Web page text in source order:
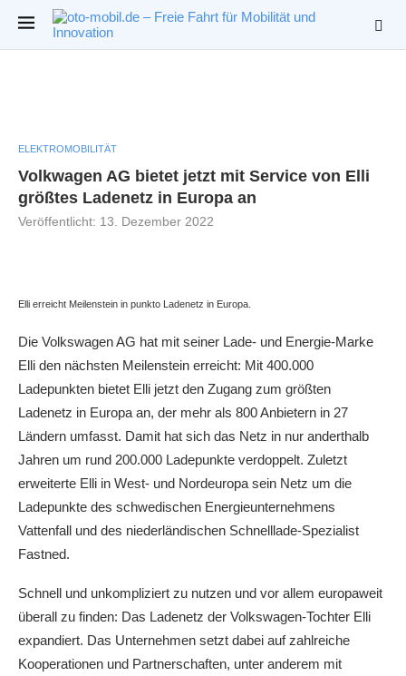
ELEKTROMOBILITÄT
Volkwagen AG bietet jetzt mit Service von Elli
größtes Ladenetz in Europa an
Veröffentlicht: 13. Dezember 2022
Elli erreicht Meilenstein in punkto Ladenetz in Europa.
Die Volkswagen AG hat mit seiner Lade- und Energie-Marke
Elli den nächsten Meilenstein erreicht: Mit 400.000
Ladepunkten bietet Elli jetzt den Zugang zum größten
Ladenetz in Europa an, der mehr als 800 Anbietern in 27
Ländern umfasst. Damit hat sich das Netz in nur anderthalb
Jahren um rund 200.000 Ladepunkte verdoppelt. Zuletzt
erweiterte Elli in West- und Nordeuropa sein Netz um die
Ladepunkte des schwedischen Energieunternehmens
Vattenfall und des niederländischen Schnelllade-Spezialist
Fastned.
Schnell und unkompliziert zu nutzen und vor allem europaweit
überall zu finden: Das Ladenetz der Volkswagen-Tochter Elli
expandiert. Das Unternehmen setzt dabei auf zahlreiche
Kooperationen und Partnerschaften, unter anderem mit